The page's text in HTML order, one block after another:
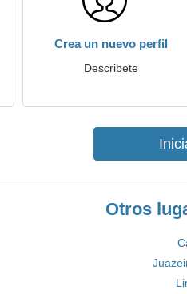
Crea un nuevo perfil
Describete
Otros